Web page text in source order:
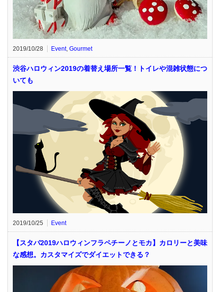
2019/10/28 Event, Gourmet
渋谷ハロウィン2019の着替え場所一覧！トイレや混雑状態につ
いても
2019/10/25 Event
【スタバ2019ハロウィンフラペチーノとモカ】カロリーと美味
な感想。カスタマイズでダイエットできる？